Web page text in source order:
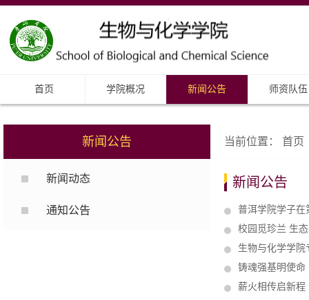
首页 学院概况 新闻公告 师资队伍
新闻公告
新闻动态
通知公告
当前位置： 首页
新闻公告
普洱学院学子在
校园觅珍兰 生
生物与化学学
铸魂强基明使
薪火相传启新